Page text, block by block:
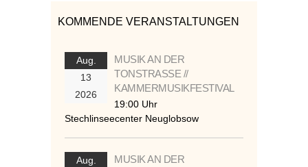
KOMMENDE VERANSTALTUNGEN
Aug.
13
2026
MUSIK AN DER
TONSTRASSE //
KAMMERMUSIKFESTIVAL
19:00 Uhr
Stechlinseecenter Neuglobsow
Aug.
MUSIK AN DER